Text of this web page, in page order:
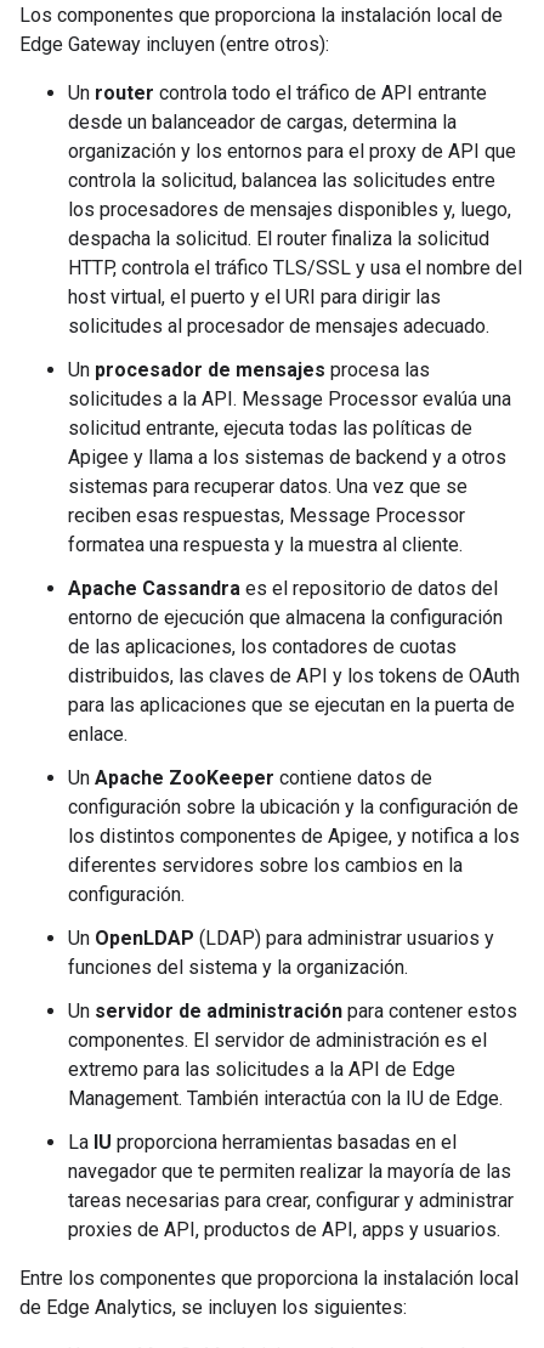
Los componentes que proporciona la instalación local de
Edge Gateway incluyen (entre otros):
Un router controla todo el tráfico de API entrante
desde un balanceador de cargas, determina la
organización y los entornos para el proxy de API que
controla la solicitud, balancea las solicitudes entre
los procesadores de mensajes disponibles y, luego,
despacha la solicitud. El router finaliza la solicitud
HTTP, controla el tráfico TLS/SSL y usa el nombre del
host virtual, el puerto y el URI para dirigir las
solicitudes al procesador de mensajes adecuado.
Un procesador de mensajes procesa las
solicitudes a la API. Message Processor evalúa una
solicitud entrante, ejecuta todas las políticas de
Apigee y llama a los sistemas de backend y a otros
sistemas para recuperar datos. Una vez que se
reciben esas respuestas, Message Processor
formatea una respuesta y la muestra al cliente.
Apache Cassandra es el repositorio de datos del
entorno de ejecución que almacena la configuración
de las aplicaciones, los contadores de cuotas
distribuidos, las claves de API y los tokens de OAuth
para las aplicaciones que se ejecutan en la puerta de
enlace.
Un Apache ZooKeeper contiene datos de
configuración sobre la ubicación y la configuración de
los distintos componentes de Apigee, y notifica a los
diferentes servidores sobre los cambios en la
configuración.
Un OpenLDAP (LDAP) para administrar usuarios y
funciones del sistema y la organización.
Un servidor de administración para contener estos
componentes. El servidor de administración es el
extremo para las solicitudes a la API de Edge
Management. También interactúa con la IU de Edge.
La IU proporciona herramientas basadas en el
navegador que te permiten realizar la mayoría de las
tareas necesarias para crear, configurar y administrar
proxies de API, productos de API, apps y usuarios.
Entre los componentes que proporciona la instalación local
de Edge Analytics, se incluyen los siguientes: